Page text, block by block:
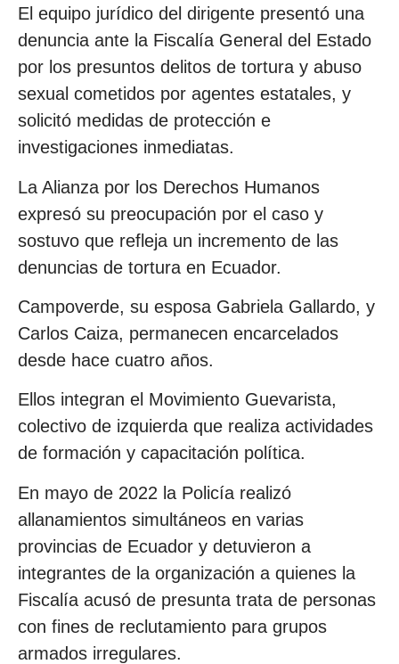
El equipo jurídico del dirigente presentó una
denuncia ante la Fiscalía General del Estado
por los presuntos delitos de tortura y abuso
sexual cometidos por agentes estatales, y
solicitó medidas de protección e
investigaciones inmediatas.
La Alianza por los Derechos Humanos
expresó su preocupación por el caso y
sostuvo que refleja un incremento de las
denuncias de tortura en Ecuador.
Campoverde, su esposa Gabriela Gallardo, y
Carlos Caiza, permanecen encarcelados
desde hace cuatro años.
Ellos integran el Movimiento Guevarista,
colectivo de izquierda que realiza actividades
de formación y capacitación política.
En mayo de 2022 la Policía realizó
allanamientos simultáneos en varias
provincias de Ecuador y detuvieron a
integrantes de la organización a quienes la
Fiscalía acusó de presunta trata de personas
con fines de reclutamiento para grupos
armados irregulares.